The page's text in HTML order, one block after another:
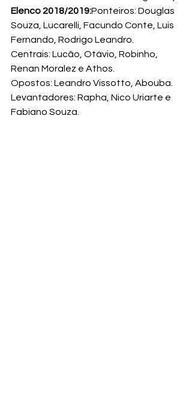
Elenco 2018/2019:Ponteiros: Douglas
Souza, Lucarelli, Facundo Conte, Luis
Fernando, Rodrigo Leandro.
Centrais: Lucão, Otávio, Robinho,
Renan Moralez e Athos.
Opostos: Leandro Vissotto, Abouba.
Levantadores: Rapha, Nico Uriarte e
Fabiano Souza.